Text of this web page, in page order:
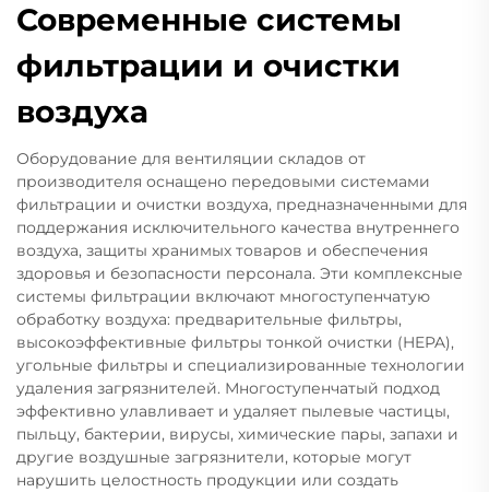
Современные системы
фильтрации и очистки
воздуха
Оборудование для вентиляции складов от
производителя оснащено передовыми системами
фильтрации и очистки воздуха, предназначенными для
поддержания исключительного качества внутреннего
воздуха, защиты хранимых товаров и обеспечения
здоровья и безопасности персонала. Эти комплексные
системы фильтрации включают многоступенчатую
обработку воздуха: предварительные фильтры,
высокоэффективные фильтры тонкой очистки (HEPA),
угольные фильтры и специализированные технологии
удаления загрязнителей. Многоступенчатый подход
эффективно улавливает и удаляет пылевые частицы,
пыльцу, бактерии, вирусы, химические пары, запахи и
другие воздушные загрязнители, которые могут
нарушить целостность продукции или создать